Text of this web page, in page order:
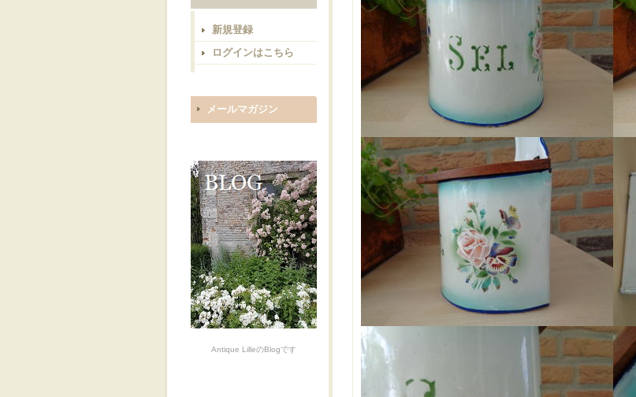
新規登録
ログインはこちら
メールマガジン
Antique LilleのBlogです